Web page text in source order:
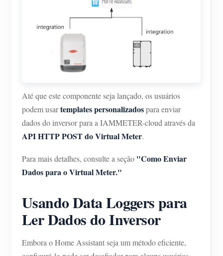
Até que este componente seja lançado, os usuários
podem usartemplates personalizadospara enviar
dados do inversor para a IAMMETER-cloud através da
API HTTP POST do Virtual Meter.
Para mais detalhes, consulte a seção "Como Enviar
Dados para o Virtual Meter."
Usando Data Loggers para
Ler Dados do Inversor
Embora o Home Assistant seja um método eficiente,